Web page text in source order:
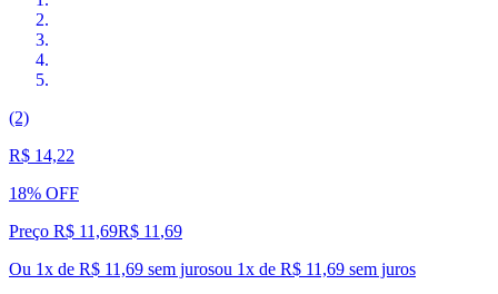
(2)
R$ 14,22
18% OFF
Preço R$ 11,69R$ 11 ,69
Ou 1x de R$ 11,69 sem jurosou 1x de R$ 11,69 sem juros